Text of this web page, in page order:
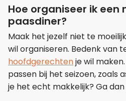
Hoe organiseer ik een
paasdiner?
Maak het jezelf niet te
wil organiseren. Bedenk van
hoofdgerechtenje wil
passen bij het seizoen, zoals
je het echt makkelijk? Ga